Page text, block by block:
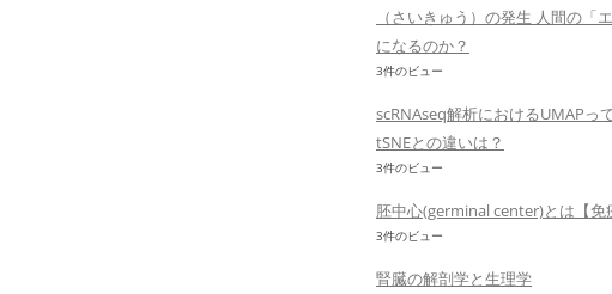
（さいきゅう）の発生 人間の「
になるのか？
3件のビュー
scRNAseq解析におけるUMAPっ
tSNEとの違いは？
3件のビュー
胚中心(germinal center)とは【免
3件のビュー
腎臓の解剖学と生理学